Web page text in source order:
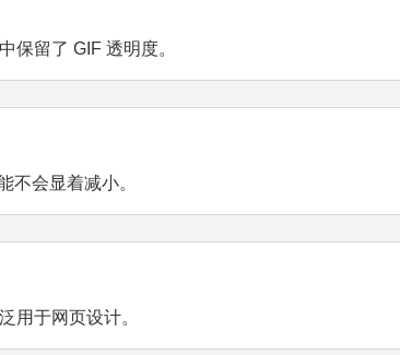
保留了 GIF 透明度。
不会显着减小。
用于网页设计。